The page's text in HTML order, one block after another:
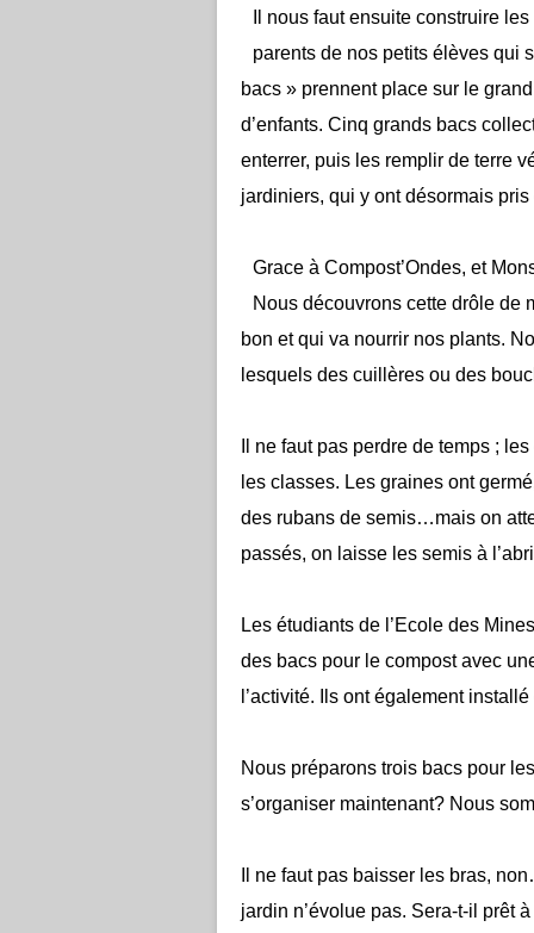
Il nous faut ensuite construire
parents de nos petits élèves qui
bacs » prennent place sur le
d’enfants. Cinq grands bacs
enterrer, puis les remplir de terre
jardiniers, qui y ont désormais
Grace à Compost’Ondes, et
Nous découvrons cette drôle de
bon et qui va nourrir nos plants.
lesquels des cuillères ou des
Il ne faut pas perdre de temps ;
les classes. Les graines ont
des rubans de semis…mais on
passés, on laisse les semis à
Les étudiants de l’Ecole des
des bacs pour le compost avec
l’activité. Ils ont également
Nous préparons trois bacs pour
s’organiser maintenant? Nous
Il ne faut pas baisser les bras,
jardin n’évolue pas. Sera-t-il prêt